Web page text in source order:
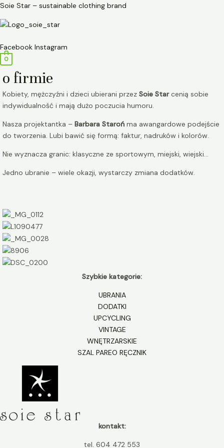
Przejdź
treści
Soie Star – sustainable clothing brand
Facebook Instagram
0
o firmie
Kobiety, mężczyźni i dzieci ubierani przez Soie Starcenią sobie
indywidualność i mają dużo poczucia humoru.
Nasza projektantka – Barbara Staroń ma awangardowe podejście
do tworzenia. Lubi bawić się formą: faktur, nadruków i kolorów.
Nie wyznacza granic: klasyczne ze sportowym, miejski, wiejski…
Jedno ubranie – wiele okazji, wystarczy zmiana dodatków.
Szybkie kategorie:
UBRANIA
DODATKI
UPCYCLING
VINTAGE
WNĘTRZARSKIE
SZAL PAREO RĘCZNIK
kontakt:
tel. 604 472 553